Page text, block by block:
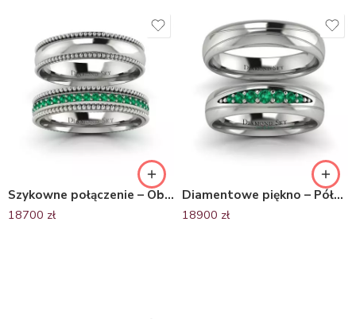
Szykowne połączenie – Obrączki ślubne Diamond Sky, białe złoto, szmaragdy
18700 zł
Diamentowe piękno – Półokrągłe obrączki ślubne, białe złoto, szmaragdy
18900 zł